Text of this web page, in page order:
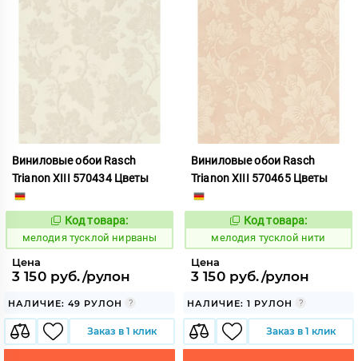
Виниловые обои Rasch
Trianon XIII 570434 Цветы
966434
Код товара:
мелодия тусклой нирваны
Цена
3 150 руб./рулон
НАЛИЧИЕ: 49 РУЛОН
Заказ в 1 клик
Виниловые обои Rasch
Trianon XIII 570465 Цветы
966435
Код товара:
мелодия тусклой нити
Цена
3 150 руб./рулон
НАЛИЧИЕ: 1 РУЛОН
Заказ в 1 клик